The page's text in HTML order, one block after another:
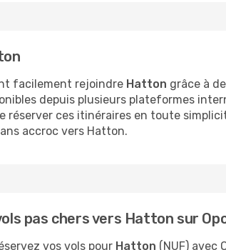
facilement rejoindre Hatton grâce à
depuis plusieurs plateformes
réserver ces itinéraires en toute
accroc vers Hatton.
pas chers vers Hatton sur
vos vols pour Hatton (NUF) avec